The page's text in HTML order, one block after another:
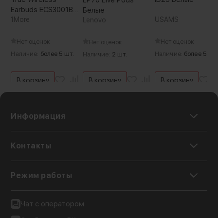
и обладают эргономичным полувкладышным
Earbuds ECS3001B
Чёрные
1More
Нет оценок
Наличие: более 5 шт.
В корзину
Белые
Lenovo
Нет оценок
Наличие: 2 шт.
В корзину
USAMS
Нет оценок
Наличие: более 5 шт.
В корзину
Информация
Контакты
Режим работы
Чат с оператором